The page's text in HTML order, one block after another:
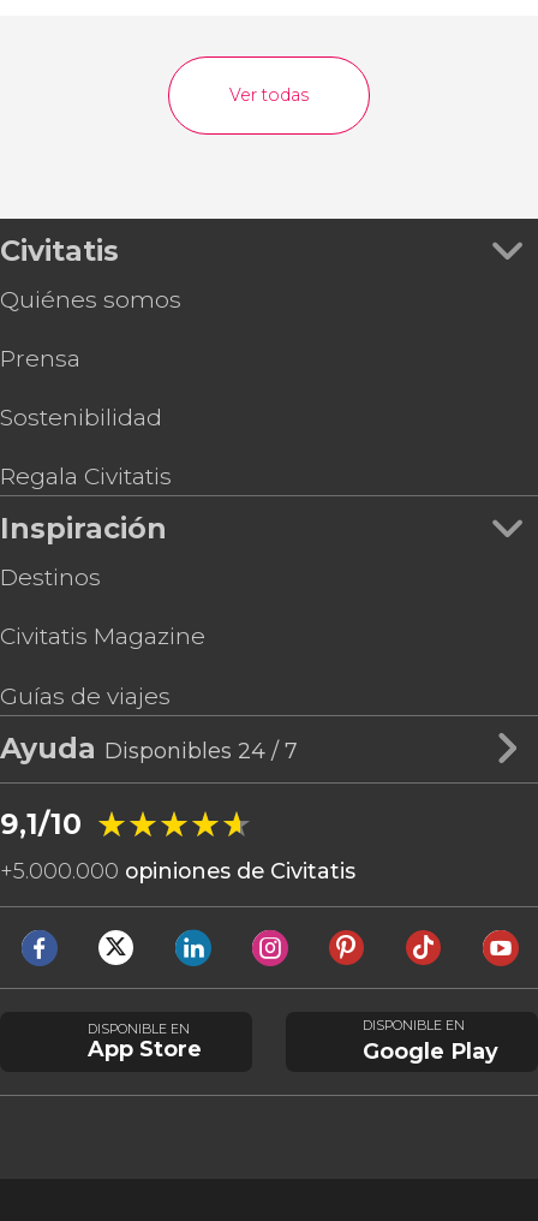
Ver todas
Civitatis
Quiénes somos
Prensa
Sostenibilidad
Regala Civitatis
Inspiración
Destinos
Civitatis Magazine
Guías de viajes
Ayuda Disponibles 24 / 7
9,1/10 ★★★★★
★★★★★
+5.000.000 opiniones de Civitatis
DISPONIBLE EN
App Store
DISPONIBLE EN
Google Play